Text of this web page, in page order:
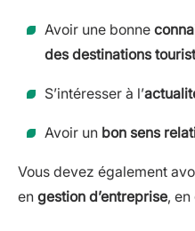
Avoir une bonne
des destinations
S’intéresser à l’
Avoir un bon sens
Vous devez également
en gestion d’entreprise, en